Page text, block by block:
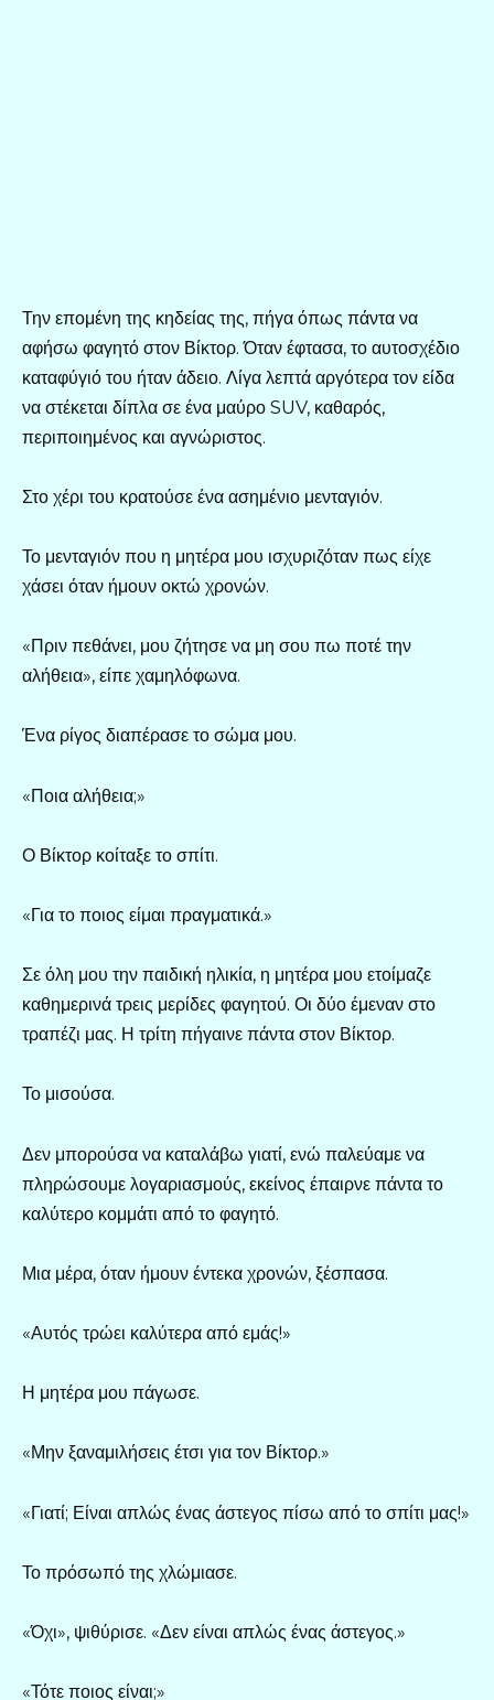
Την επομένη της κηδείας της, πήγα όπως πάντα να
αφήσω φαγητό στον Βίκτορ. Όταν έφτασα, το αυτοσχέδιο
καταφύγιό του ήταν άδειο. Λίγα λεπτά αργότερα τον είδα
να στέκεται δίπλα σε ένα μαύρο SUV, καθαρός,
περιποιημένος και αγνώριστος.
Στο χέρι του κρατούσε ένα ασημένιο μενταγιόν.
Το μενταγιόν που η μητέρα μου ισχυριζόταν πως είχε
χάσει όταν ήμουν οκτώ χρονών.
«Πριν πεθάνει, μου ζήτησε να μη σου πω ποτέ την
αλήθεια», είπε χαμηλόφωνα.
Ένα ρίγος διαπέρασε το σώμα μου.
«Ποια αλήθεια;»
Ο Βίκτορ κοίταξε το σπίτι.
«Για το ποιος είμαι πραγματικά.»
Σε όλη μου την παιδική ηλικία, η μητέρα μου ετοίμαζε
καθημερινά τρεις μερίδες φαγητού. Οι δύο έμεναν στο
τραπέζι μας. Η τρίτη πήγαινε πάντα στον Βίκτορ.
Το μισούσα.
Δεν μπορούσα να καταλάβω γιατί, ενώ παλεύαμε να
πληρώσουμε λογαριασμούς, εκείνος έπαιρνε πάντα το
καλύτερο κομμάτι από το φαγητό.
Μια μέρα, όταν ήμουν έντεκα χρονών, ξέσπασα.
«Αυτός τρώει καλύτερα από εμάς!»
Η μητέρα μου πάγωσε.
«Μην ξαναμιλήσεις έτσι για τον Βίκτορ.»
«Γιατί; Είναι απλώς ένας άστεγος πίσω από το σπίτι μας!»
Το πρόσωπό της χλώμιασε.
«Όχι», ψιθύρισε. «Δεν είναι απλώς ένας άστεγος.»
«Τότε ποιος είναι;»